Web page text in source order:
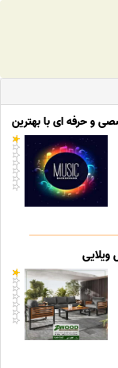
و حرفه ای با بهترین